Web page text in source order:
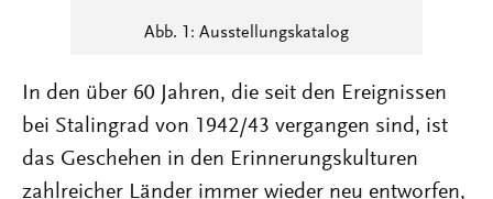
Abb. 1: Ausstellungskatalog
In den über 60 Jahren, die seit den Ereignissen
bei Stalingrad von 1942/43 vergangen sind, ist
das Geschehen in den Erinnerungskulturen
zahlreicher Länder immer wieder neu entworfen,